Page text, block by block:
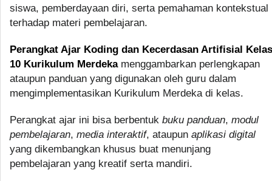
siswa, pemberdayaan diri, serta pemahaman kontekstual
terhadap materi pembelajaran.
Perangkat Ajar Koding dan Kecerdasan Artifisial Kelas
10 Kurikulum Merdekamenggambarkan perlengkapan
ataupun panduan yang digunakan oleh guru dalam
mengimplementasikan Kurikulum Merdeka di kelas.
Perangkat ajar ini bisa berbentuk buku panduan, modul
pembelajaran, media interaktif, ataupun aplikasi digital
yang dikembangkan khusus buat menunjang
pembelajaran yang kreatif serta mandiri.